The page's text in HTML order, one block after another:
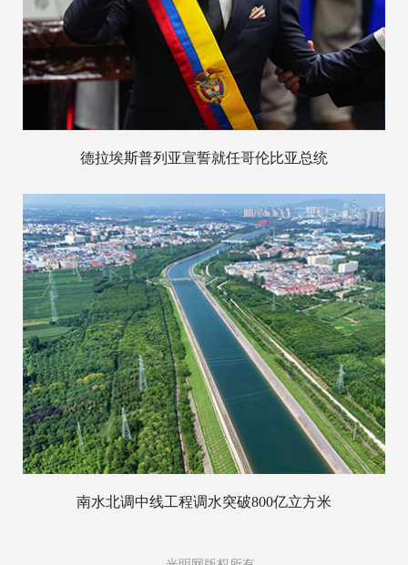
德拉埃斯普列亚宣誓就任哥伦比亚总统
南水北调中线工程调水突破800亿立方米